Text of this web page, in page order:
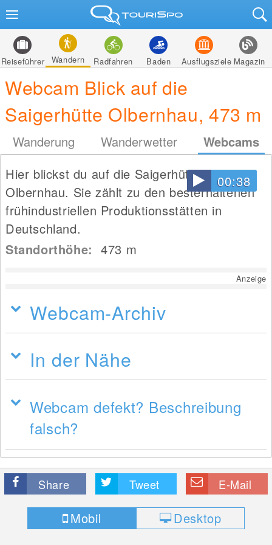
Reiseführer Wandern Radfahren Baden Ausflugsziele Magazin
Webcam Blick auf die
Saigerhütte Olbernhau, 473 m
Wanderung Wanderwetter Webcams
00:38
Hier blickst du auf die Saigerhütte in
Olbernhau. Sie zählt zu den besterhaltenen
frühindustriellen Produktionsstätten in
Deutschland.
Standorthöhe:473 m
Anzeige
Webcam-Archiv
In der Nähe
Webcam defekt? Beschreibung
falsch?
Share Tweet E-Mail
Mobil Desktop